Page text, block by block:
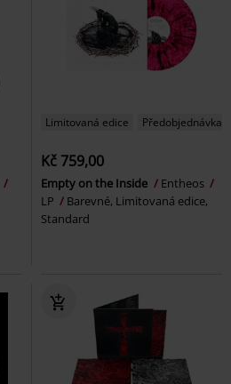
Limitovaná edice Předobjednávka
Kč 759,00
Empty on the Inside
Entheos
LP
Barevné, Limitovaná edice,
Standard